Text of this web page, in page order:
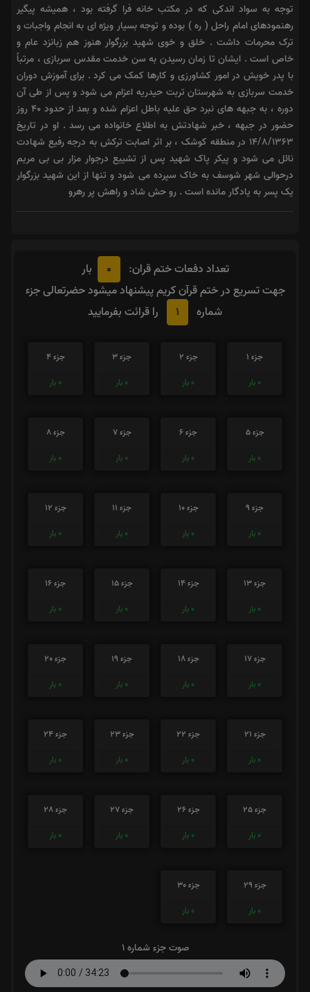
توجه به سواد اندکی که در مکتب خانه فرا گرفته بود ، همیشه پیگیر
رهنمودهای امام راحل ( ره ) بوده و توجه بسیار ویژه ای به انجام واجبات و
ترک محرمات داشت . خلق و خوی شهید بزرگوار هنوز هم زبانزد عام و
خاص است . ایشان تا زمان رسیدن به سن خدمت مقدس سربازی ، مرتباً
با پدر خویش در امور کشاورزی و کارها کمک می کرد . برای آموزش دوران
خدمت سربازی به شهرستان تربت حیدریه اعزام می شود و پس از طی آن
دوره ، به جبهه های نبرد حق علیه باطل اعزام شده و بعد از حدود 40 روز
حضور در جبهه ، خبر شهادتش به اطلاع خانواده می رسد . او در تاریخ
14/8/1363 در منطقه کوشک ، بر اثر اصابت ترکش به درجه رفیع شهادت
نائل می شود و پیکر پاک شهید پس از تشییع درجوار مزار بی بی مریم
درحوالی شهر شوسف به خاک سپرده می شود و تنها از این شهید بزرگوار
یک پسر به یادگار مانده است . رو حش شاد و راهش پر رهرو
تعداد دفعات ختم قران: 0
بار
جهت تسریع در ختم قرآن کریم پیشنهاد میشود حضرتعالی جزء
شماره
1 را قرائت بفرمایید
جزء 1
0 بار
جزء 2
0 بار
جزء 3
0 بار
جزء 4
0 بار
جزء 5
0 بار
جزء 6
0 بار
جزء 7
0 بار
جزء 8
0 بار
جزء 9
0 بار
جزء 10
0 بار
جزء 11
0 بار
جزء 12
0 بار
جزء 13
0 بار
جزء 14
0 بار
جزء 15
0 بار
جزء 16
0 بار
جزء 17
0 بار
جزء 18
0 بار
جزء 19
0 بار
جزء 20
0 بار
جزء 21
0 بار
جزء 22
0 بار
جزء 23
0 بار
جزء 24
0 بار
جزء 25
0 بار
جزء 26
0 بار
جزء 27
0 بار
جزء 28
0 بار
جزء 29
0 بار
جزء 30
0 بار
صوت جزء شماره 1